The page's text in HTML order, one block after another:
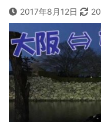
2017年8月12日